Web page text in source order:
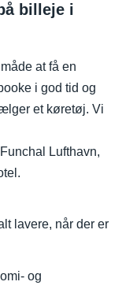
billeje i
at få en
i god tid og
et køretøj. Vi
Lufthavn,
lavere, når der er
og